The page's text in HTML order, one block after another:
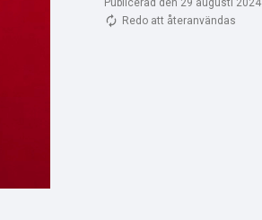
Publicerad den 29 augusti 2024
Redo att återanvändas